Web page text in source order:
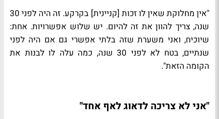
"אין מחלוקת שאין לו זכות [קניינית] בקרקע. זה היה לפני 30
שנה, צריך להוון את זה להיום. יש שלוש אפשרויות. אחת:
שיוכיח, ואני משערת שזה בלתי אפשרי גם אם היה לפני
שנתיים, בטח לא לפני 30 שנה, כמה עלה לו לבנות את
הקומה הזאת".
"אני לא צריכה לדאוג לאף אחד"